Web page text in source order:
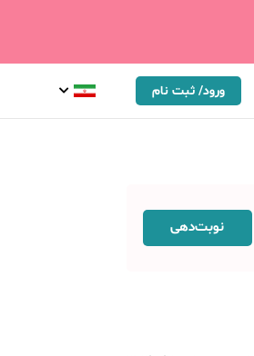
ورود/ ثبت نام
نوبت‌دهی